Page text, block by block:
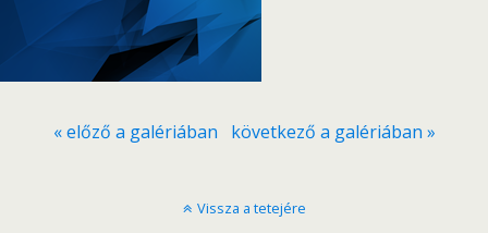
« előző a galériában következő a galériában »
Vissza a tetejére